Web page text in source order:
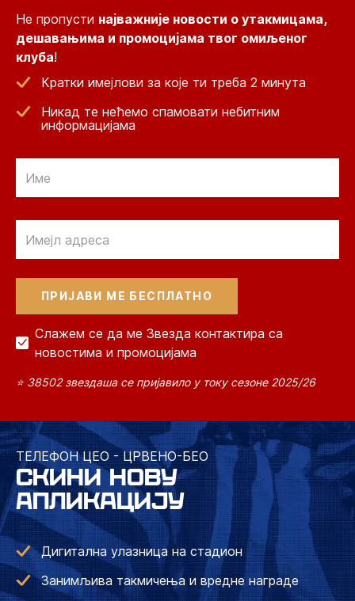
Не пропусти најважније новости о утакмицама,
дешавањима и промоцијама твог омиљеног
клуба!
Кратки имејлови за које ти треба 2 минута
Никад те нећемо спамовати небитним
информацијама
Слажем се да ме Звезда контактира са
новостима и промоцијама
⭐ 38502 звездаша се пријавило у току сезоне 2025/26
ТЕЛЕФОН ЦЕО - ЦРВЕНО-БЕО
СКИНИ НОВУ
АПЛИКАЦИЈУ
Дигитална улазница на стадион
Занимљива такмичења и вредне награде